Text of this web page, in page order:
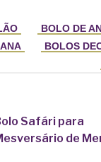
BOLO DE
BOLOS
Safári para
de